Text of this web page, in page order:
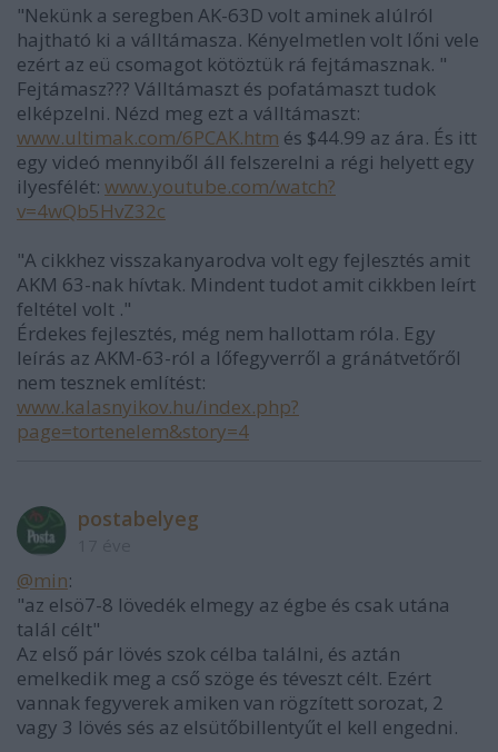
"Nekünk a seregben AK-63D volt aminek alúlról
hajtható ki a válltámasza. Kényelmetlen volt lőni vele
ezért az eü csomagot kötöztük rá fejtámasznak. "
Fejtámasz??? Válltámaszt és pofatámaszt tudok
elképzelni. Nézd meg ezt a válltámaszt:
www.ultimak.com/6PCAK.htm és $44.99 az ára. És itt
egy videó mennyiből áll felszerelni a régi helyett egy
ilyesfélét: www.youtube.com/watch?
v=4wQb5HvZ32c
"A cikkhez visszakanyarodva volt egy fejlesztés amit
AKM 63-nak hívtak. Mindent tudot amit cikkben leírt
feltétel volt ."
Érdekes fejlesztés, még nem hallottam róla. Egy
leírás az AKM-63-ról a lőfegyverről a gránátvetőről
nem tesznek említést:
www.kalasnyikov.hu/index.php?
page=tortenelem&story=4
postabelyeg
@min:
"az elsö7-8 lövedék elmegy az égbe és csak utána
talál célt"
Az első pár lövés szok célba találni, és aztán
emelkedik meg a cső szöge és téveszt célt. Ezért
vannak fegyverek amiken van rögzített sorozat, 2
vagy 3 lövés sés az elsütőbillentyűt el kell engedni.